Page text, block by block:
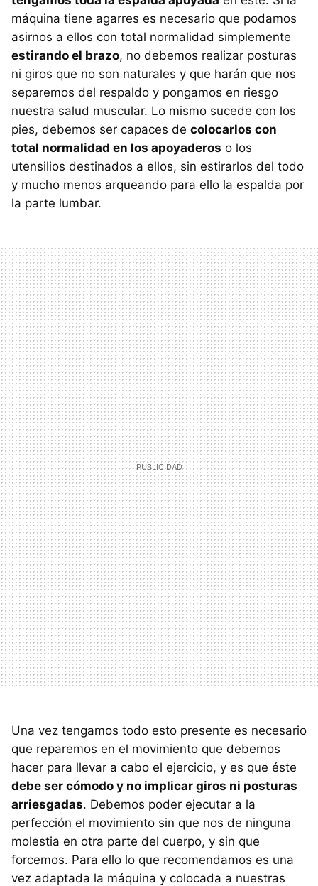
máquina tiene agarres es necesario que podamos
asirnos a ellos con total normalidad simplemente
estirando el brazo, no debemos realizar posturas
ni giros que no son naturales y que harán que nos
separemos del respaldo y pongamos en riesgo
nuestra salud muscular. Lo mismo sucede con los
pies, debemos ser capaces de colocarlos con
total normalidad en los apoyaderos o los
utensilios destinados a ellos, sin estirarlos del todo
y mucho menos arqueando para ello la espalda por
la parte lumbar.
Una vez tengamos todo esto presente es necesario
que reparemos en el movimiento que debemos
hacer para llevar a cabo el ejercicio, y es que éste
debe ser cómodo y no implicar giros ni posturas
arriesgadas. Debemos poder ejecutar a la
perfección el movimiento sin que nos de ninguna
molestia en otra parte del cuerpo, y sin que
forcemos. Para ello lo que recomendamos es una
vez adaptada la máquina y colocada a nuestras